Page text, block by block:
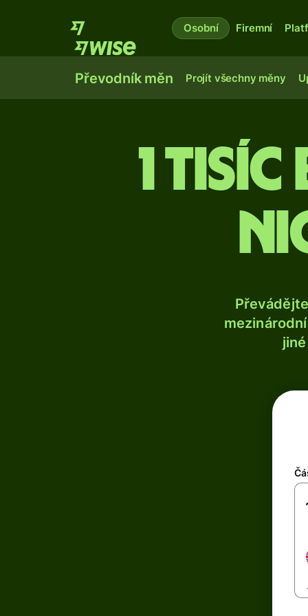
Osobní Firemní
Převodník měn Projít všechny měny
1